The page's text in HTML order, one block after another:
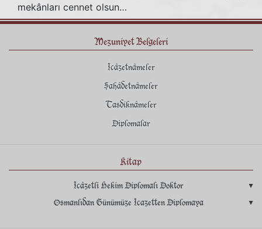
mekânları cennet olsun…
Mezuniyet Belgeleri
İcâzetnâmeler
Şahâdetnâmeler
Tasdiknâmeler
Diplomalar
Kitap
İcâzetli Hekim Diplomalı Doktor ▾
Osmanlıdan Günümüze İcazetten Diplomaya ▾